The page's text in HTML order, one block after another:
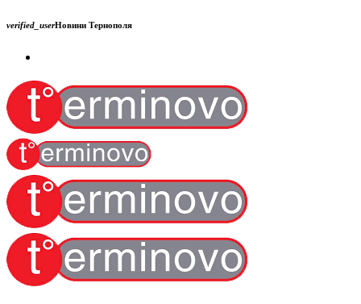
verified_userНовини Тернополя